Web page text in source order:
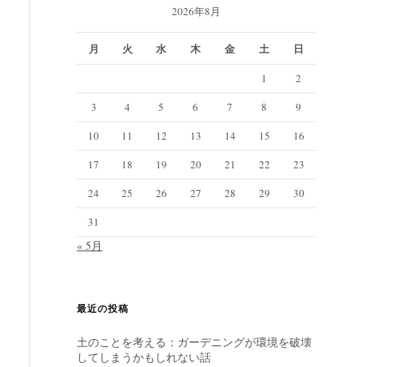
2026年8月
月 火 水 木 金 土 日
1
2
3
4 5 6 7 8
9
10
11 12 13 14 15
16
17
18 19 20 21 22
23
24
25 26 27 28 29
30
31
« 5月
最近の投稿
土のことを考える：ガーデニングが環境を破壊
してしまうかもしれない話